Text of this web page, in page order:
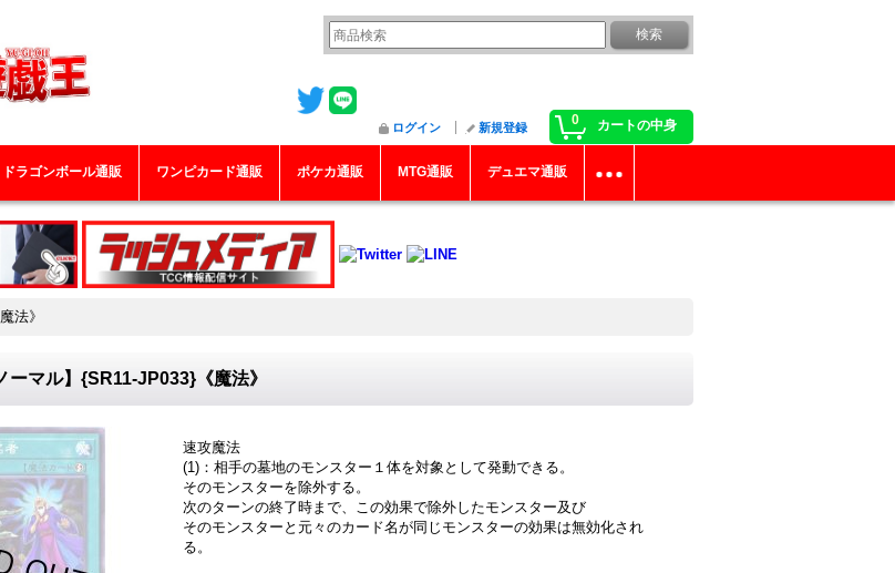
0 カートの中身
ログイン 新規登録
ドラゴンボール通販 ワンピカード通販 ポケカ通販 MTG通販 デュエマ通販
法》
ーマル】{SR11-JP033}《魔法》
速攻魔法
(1)：相手の墓地のモンスター１体を対象として発動できる。
そのモンスターを除外する。
次のターンの終了時まで、この効果で除外したモンスター及び
そのモンスターと元々のカード名が同じモンスターの効果は無効化され
る。